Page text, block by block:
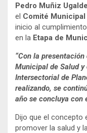
Pedro Muñiz Ugalde
el Comité
inicio al
en la Etapa de
“Con la
Municipal de Salud
Intersectorial de
realizando, se
año se concluya con
Dijo que el concepto
promover la salud y